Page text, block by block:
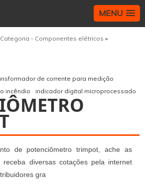
MENU
Categoria - Componentes elétricos»
de corrente para medição
incêndio
indicador digital microprocessado
de potenciômetro trimpot, ache as
receba diversas cotações pela internet
gra